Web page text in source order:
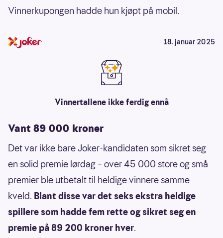
Vinnerkupongen hadde hun kjøpt på mobil.
18. januar 2025
Vinnertallene ikke ferdig ennå
Vant 89 000 kroner
Det var ikke bare Joker-kandidaten som sikret seg
en solid premie lørdag – over 45 000 store og små
premier ble utbetalt til heldige vinnere samme
kveld. Blant disse var det seks ekstra heldige
spillere som hadde fem rette og sikret seg en
premie på 89 200 kroner hver.